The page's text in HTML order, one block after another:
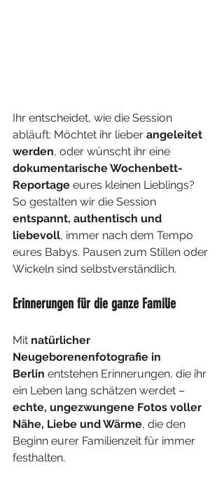
Ihr entscheidet, wie die Session
abläuft: Möchtet ihr lieber angeleitet
werden, oder wünscht ihr eine
dokumentarische Wochenbett-
Reportage eures kleinen Lieblings?
So gestalten wir die Session
entspannt, authentisch und
liebevoll, immer nach dem Tempo
eures Babys. Pausen zum Stillen oder
Wickeln sind selbstverständlich.
Erinnerungen für die ganze Familie
Mit natürlicher
Neugeborenenfotografie in
Berlin entstehen Erinnerungen, die ihr
ein Leben lang schätzen werdet –
echte, ungezwungene Fotos voller
Nähe, Liebe und Wärme, die den
Beginn eurer Familienzeit für immer
festhalten.